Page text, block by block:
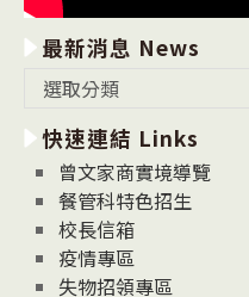
最新消息 News
消
息
News
選取分類
快速連結 Links
曾文家商實境導覽
餐管科特色招生
校長信箱
疫情專區
失物招領專區